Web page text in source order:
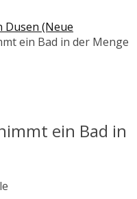
Dusen (Neue
ein Bad in der Menge
ein Bad in